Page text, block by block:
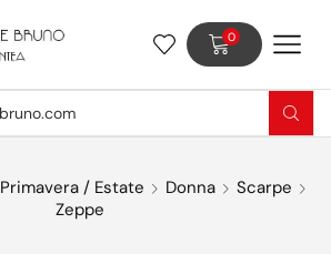
0
Primavera / Estate Donna
Scarpe
Zeppe